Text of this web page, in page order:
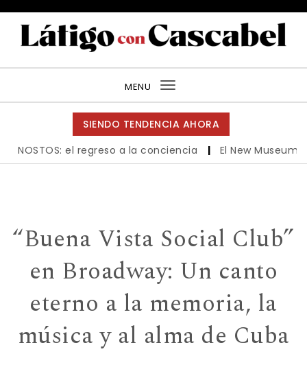
MENU
Toggle
navigation
SIENDO TENDENCIA AHORA
el regreso a la conciencia | El New Museum
“Buena Vista Social Club”
en Broadway: Un canto
eterno a la memoria, la
música y al alma de Cuba